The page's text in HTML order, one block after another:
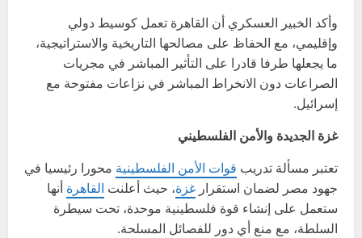
وأكد الخبير العسكري أن القاهرة تعمل كوسيط دولي
وإقليمي، مع الحفاظ على مصالحها التاريخية والاستراتيجية،
ما يجعلها طرفا قادرا على التأثير المباشر في مجريات
الصراعات دون الانخراط المباشر في نزاعات مفتوحة مع
إسرائيل.
غزة الجديدة والأمن الفلسطيني
تعتبر مسألة تدريب قوات الأمن الفلسطينية محورا رئيسيا في
جهود مصر لضمان استقرار غزة، حيث أعلنت القاهرة أنها
ستعمل على إنشاء قوة فلسطينية موحدة، تحت سيطرة
السلطة، مع منع أي دور للفصائل المسلحة.